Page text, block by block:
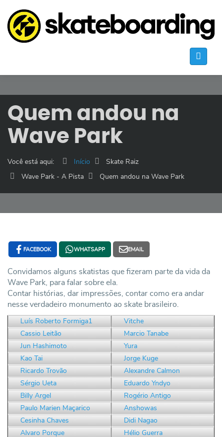
Quem andou na
Wave Park
Você está aqui: Início
Skate Raiz
Wave Park - A Pista
Quem andou na Wave Park
FACEBOOK WHATSAPP EMAIL
Convidamos alguns skatistas que fizeram parte da vida da
Wave Park, para falar sobre ela.
Contar histórias, dar impressões, contar como era andar
nesse verdadeiro monumento ao skate brasileiro.
Luís Roberto Formiga1
Cassio Leitão
Jun Hashimoto
Kao Tai
Ricardo Trovão
Sérgio Ueta
Billy Argel
Paulo Marien Maçarico
Cesinha Chaves
Alvaro Porque
Vitche
Marcio Tanabe
Yura
Jorge Kuge
Alexandre Calmon
Eduardo Yndyo
Rogério Antigo
Anshowas
Didi Nagao
Hélio Guerra